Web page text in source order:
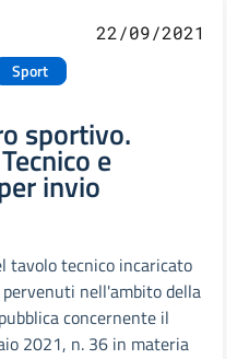
Sport
22/09/2021
sportivo.
e
invio
tavolo tecnico incaricato
nell'ambito della
concernente il
2021, n. 36 in materia